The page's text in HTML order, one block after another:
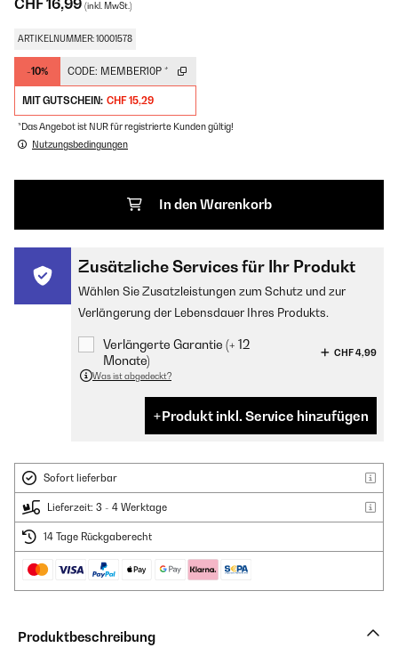
CHF 16,99 (inkl. MwSt.)
ARTIKELNUMMER: 10001578
-10% CODE: MEMBER10P *
MIT GUTSCHEIN: CHF 15,29
*Das Angebot ist NUR für registrierte Kunden gültig!
Nutzungsbedingungen
In den Warenkorb
Zusätzliche Services für Ihr Produkt
Wählen Sie Zusatzleistungen zum Schutz und zur
Verlängerung der Lebensdauer Ihres Produkts.
Verlängerte Garantie (+ 12
Monate)
CHF 4,99
Was ist abgedeckt?
Produkt inkl. Service hinzufügen
Sofort lieferbar
Lieferzeit: 3 - 4 Werktage
14 Tage Rückgaberecht
Produktbeschreibung